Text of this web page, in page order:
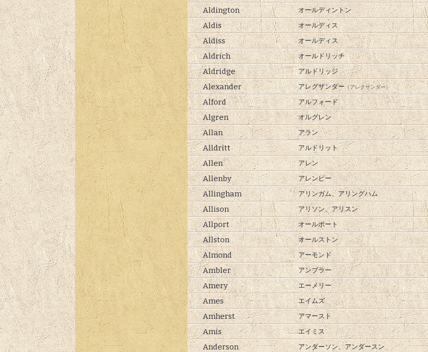
Aldington オールディントン
Aldis オールディス
Aldiss オールディス
Aldrich オールドリッチ
Aldridge アルドリッジ
Alexander アレグザンダー（アレクサンダー）
Alford アルフォード
Algren オルグレン
Allan アラン
Alldritt アルドリット
Allen アレン
Allenby アレンビー
Allingham アリンガム、 アリングハム
Allison アリソン、アリスン
Allport オールポート
Allston オールストン
Almond アーモンド
Ambler アンブラー
Amery エーメリー
Ames エイムズ
Amherst アマースト
Amis エイミス
Anderson アンダーソン、アンダースン